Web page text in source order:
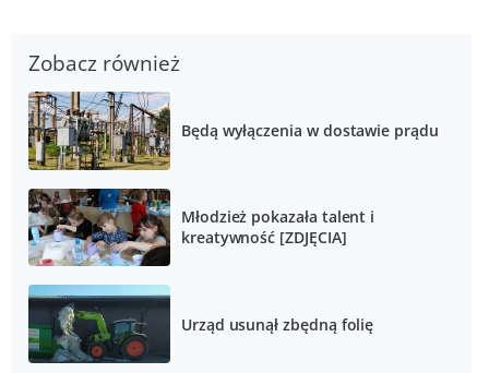
Zobacz również
Będą wyłączenia w dostawie prądu
Młodzież pokazała talent i
kreatywność [ZDJĘCIA]
Urząd usunął zbędną folię